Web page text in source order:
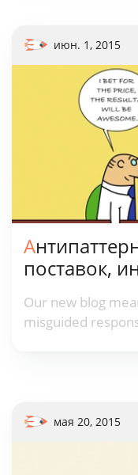
июн. 1, 2015
Антипаттерны цепочки
поставок,
Our new blog
misguided
мая 20, 2015